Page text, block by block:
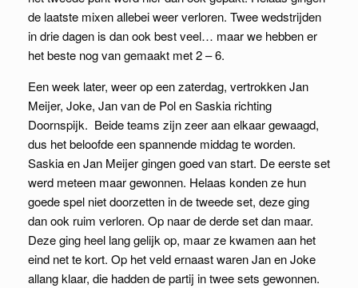
de laatste mixen allebei weer verloren. Twee wedstrijden
in drie dagen is dan ook best veel… maar we hebben er
het beste nog van gemaakt met 2 – 6.
Een week later, weer op een zaterdag, vertrokken Jan
Meijer, Joke, Jan van de Pol en Saskia richting
Doornspijk. Beide teams zijn zeer aan elkaar gewaagd,
dus het beloofde een spannende middag te worden.
Saskia en Jan Meijer gingen goed van start. De eerste set
werd meteen maar gewonnen. Helaas konden ze hun
goede spel niet doorzetten in de tweede set, deze ging
dan ook ruim verloren. Op naar de derde set dan maar.
Deze ging heel lang gelijk op, maar ze kwamen aan het
eind net te kort. Op het veld ernaast waren Jan en Joke
allang klaar, die hadden de partij in twee sets gewonnen.